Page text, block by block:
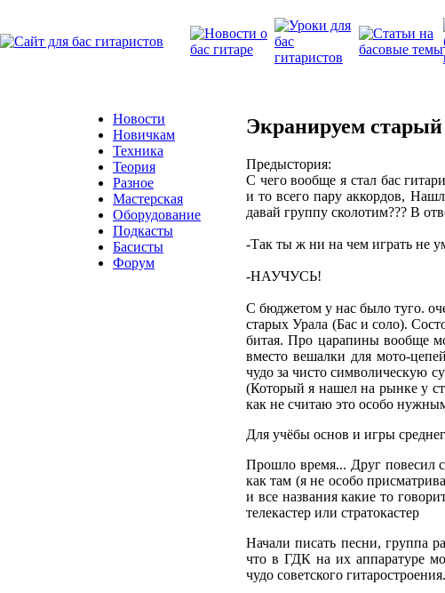
Новости
Новичкам
Техника
Теория
Разное
Мастерская
Оборудование
Подкасты
Басисты
Форум
Экранируем
Предыстория:
С чего вообще я стал бас
и то всего пару аккордов,
давай группу сколотим??? В
-Так ты ж ни на чем играть не
-НАУЧУСЬ!
С бюджетом у нас было туго.
старых Урала (Бас и соло).
битая. Про царапины вообще
вместо вешалки для мото-
чудо за чисто символическую
(Который я нашел на рынке у
как не считаю это особо
Для учёбы основ и игры
Прошло время... Друг повесил
как там (я не особо
и все названия какие то
телекастер или стратокастер
Начали писать песни, группа
что в ГДК на их аппаратуре
чудо советского гитаростроения.